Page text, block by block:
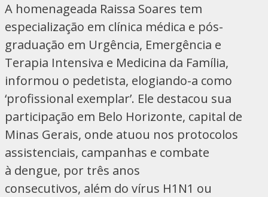
A homenageada Raissa Soares tem
especialização em clínica médica e pós-
graduação em Urgência, Emergência e
Terapia Intensiva e Medicina da Família,
informou o pedetista, elogiando-a como
‘profissional exemplar’. Ele destacou sua
participação em Belo Horizonte, capital de
Minas Gerais, onde atuou nos protocolos
assistenciais, campanhas e combate
à dengue, por três anos
consecutivos, além do vírus H1N1 ou